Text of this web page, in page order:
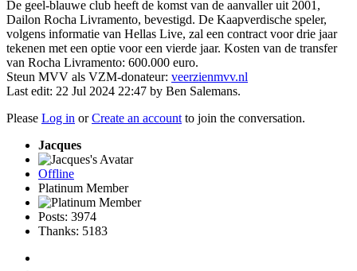
De geel-blauwe club heeft de komst van de aanvaller uit 2001,
Dailon Rocha Livramento, bevestigd. De Kaapverdische speler,
volgens informatie van Hellas Live, zal een contract voor drie jaar
tekenen met een optie voor een vierde jaar. Kosten van de transfer
van Rocha Livramento: 600.000 euro.
Steun MVV als VZM-donateur: veerzienmvv.nl
Last edit: 22 Jul 2024 22:47 by Ben Salemans.
Please Log in orCreate an accountto join the conversation.
Jacques
Offline
Platinum Member
Posts: 3974
Thanks: 5183